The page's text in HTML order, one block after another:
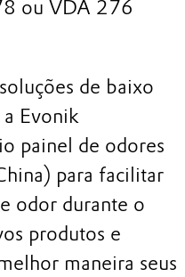
ou VDA 276
de baixo
a Evonik
painel de odores
para facilitar
odor durante o
produtos e
maneira seus